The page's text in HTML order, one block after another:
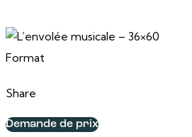
Format
Share
Demande de prix